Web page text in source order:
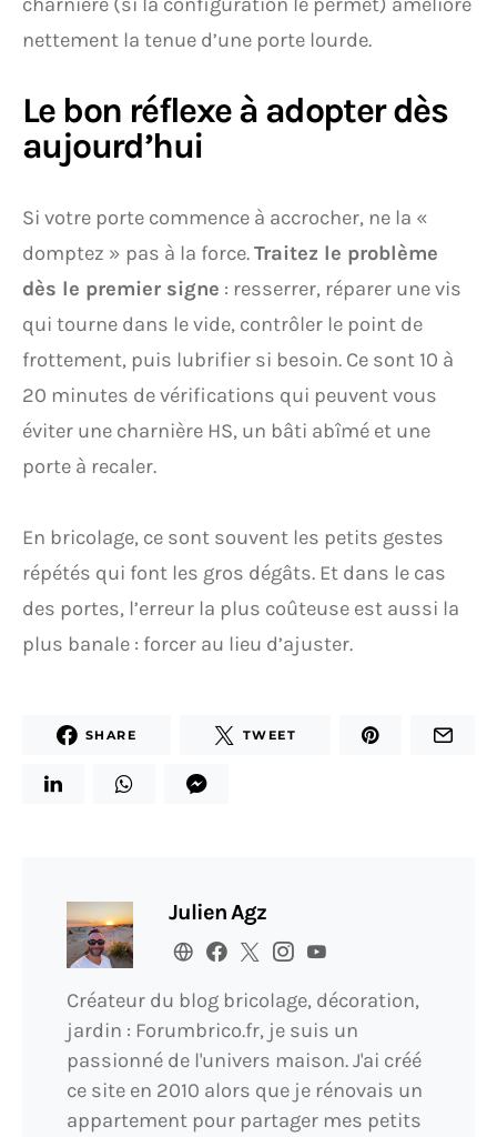
nettement la tenue d’une porte lourde.
Le bon réflexe à adopter dès
aujourd’hui
Si votre porte commence à accrocher, ne la «
domptez » pas à la force.Traitez le problème
dès le premier signe : resserrer, réparer une vis
qui tourne dans le vide, contrôler le point de
frottement, puis lubrifier si besoin. Ce sont 10 à
20 minutes de vérifications qui peuvent vous
éviter une charnière HS, un bâti abîmé et une
porte à recaler.
En bricolage, ce sont souvent les petits gestes
répétés qui font les gros dégâts. Et dans le cas
des portes, l’erreur la plus coûteuse est aussi la
plus banale : forcer au lieu d’ajuster.
SHARE TWEET
Julien Agz
Créateur du blog bricolage, décoration,
jardin : Forumbrico.fr, je suis un
passionné de l'univers maison. J'ai créé
ce site en 2010 alors que je rénovais un
appartement pour partager mes petits